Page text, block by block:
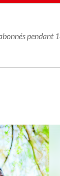
pendant